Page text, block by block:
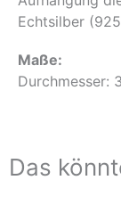
Echtsilber
Maße:
Durchmesser:
Das